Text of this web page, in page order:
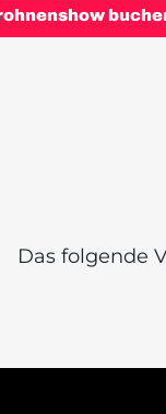
Das folgende